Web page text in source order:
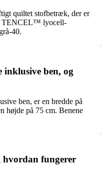
quiltet stofbetræk, der er
TENCEL™ lyocell-
40.
inklusive ben, og
ben, er en bredde på
højde på 75 cm. Benene
hvordan fungerer